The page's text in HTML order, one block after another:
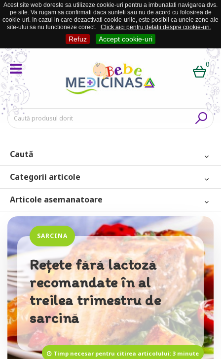
Acest site web doreste sa utilizeze cookie-uri pentru a imbunatati navigarea dvs.
pe site. Va rugam sa confirmati daca sunteti sau nu de acord cu folosirea de
cookie-uri. In cazul in care dezactivati cookie-urile, este posibil ca unele zone ale
site-ului sa nu functioneze corect.
Click aici pentru detalii despre cookie-uri.
Refuz Accept cookie-uri
0
Caută
Categorii articole
Articole asemanatoare
Timp necesar pentru citirea articolului: 3 minute
SARCINA
Rețete fără lactoză
recomandate în al
treilea trimestru de
sarcină